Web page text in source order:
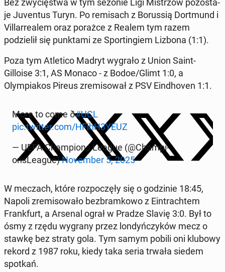
Bez zwycięst­wa w tym sezonie Ligi Mis­trzów po­zosta­
je Ju­ven­tus Turyn. Po remisach z Borus­sią Dort­mund i
Vil­lar­realem oraz porażce z Realem tym razem
podzielił się punk­ta­mi ze Sportingiem Lizbona (1:1).
Poza tym Atleti­co Madryt wygrało z Union Saint-
Gilloise 3:1, AS Monaco - z Bodoe/Glimt 1:0, a
Olympiakos Pireus zremisował z PSV Eind­hoven 1:1.
More to come ð#UCL
pic.twitter.com/HFihH3YEUZ
— UEFA Cham­pi­ons League (@Cham­pi­
onsLeague)No­vem­ber 5, 2025
W meczach, które rozpoczęły się o godzinie 18:45,
Napoli zremisowało bezbramkowo z Ein­tra­chtem
Frank­furt, a Arsenal ograł w Pradze Slavię 3:0. Był to
ósmy z rzędu wygrany przez londyńczyków mecz o
stawkę bez straty gola. Tym samym pobili oni klubowy
rekord z 1987 roku, kiedy taka seria trwała siedem
spotkań.